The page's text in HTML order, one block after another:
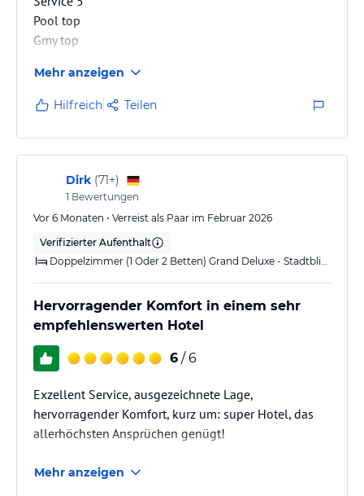
Pool top
Gmy top
Mehr anzeigen
Hilfreich Teilen
Dirk (71+)
1 Bewertungen
Vor 6 Monaten • Verreist als Paar im Februar 2026
Verifizierter Aufenthalt
Hervorragender Komfort in einem sehr
empfehlenswerten Hotel
6 / 6
Exzellent Service, ausgezeichnete Lage,
hervorragender Komfort, kurz um: super Hotel, das
allerhöchsten Ansprüchen genügt!
Mehr anzeigen